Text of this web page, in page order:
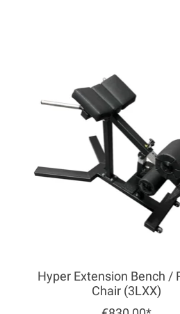
Hyper Extension Bench /
Chair (3LXX)